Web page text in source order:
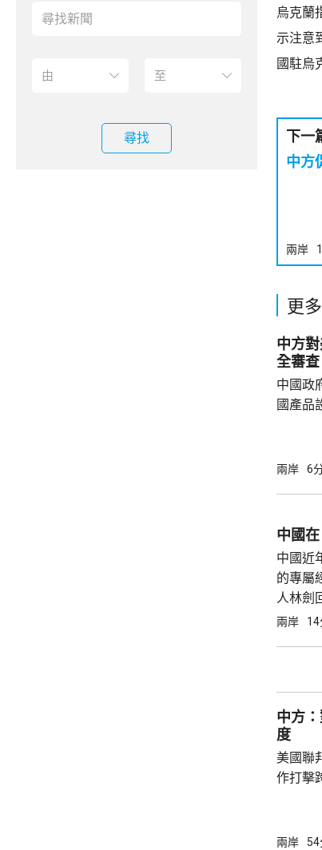
尋找
烏克蘭
示注意
國駐烏
下一
中方
兩岸
更
中方
全審查
中國政
國產品
公告指
拓產品實
美國
兩用物
兩岸 6
中國
中國近
的專屬
人林劍
升全人類對
兩岸 14
中方
度
美國聯
作打擊
神，與
兩岸 54